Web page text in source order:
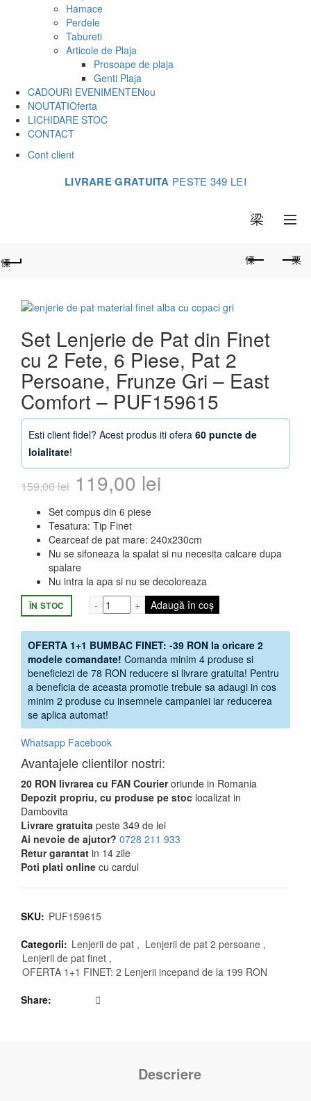
Hamace
Perdele
Tabureti
Articole de Plaja
Prosoape de plaja
Genti Plaja
CADOURI EVENIMENTENou
NOUTATIOferta
LICHIDARE STOC
CONTACT
Cont client
LIVRARE GRATUITA PESTE 349 LEI
Set Lenjerie de Pat din Finet
cu 2 Fete, 6 Piese, Pat 2
Persoane, Frunze Gri – East
Comfort – PUF159615
Esti client fidel? Acest produs iti ofera 60 puncte de
loialitate!
159,00lei Prețul
inițial
a
fost:
159,00 lei.
119,00 lei
este:
119,00 lei.
Set compus din 6 piese
Tesatura: Tip Finet
Cearceaf de pat mare: 240x230cm
Nu se sifoneaza la spalat si nu necesita calcare dupa
spalare
Nu intra la apa si nu se decoloreaza
ÎN STOC Cantitate Set Lenjerie de Pat din Finet
Adaugă în coș
OFERTA 1+1 BUMBAC FINET: -39 RON la oricare 2
modele comandate! Comanda minim 4 produse si
beneficiezi de 78 RON reducere si livrare gratuita! Pentru
a beneficia de aceasta promotie trebuie sa adaugi in cos
minim 2 produse cu insemnele campaniei iar reducerea
se aplica automat!
Whatsapp Facebook
Avantajele clientilor nostri:
20 RON livrarea cu FAN Courieroriunde in Romania
Depozit propriu, cu produse pe stoc localizat in
Dambovita
Livrare gratuita peste 349 de lei
Ai nevoie de ajutor? 0728 211 933
Retur garantat in 14 zile
Poti plati online cu cardul
SKU: PUF159615
Categorii: Lenjerii de pat , Lenjerii de pat 2 persoane ,
Lenjerii de pat finet ,
OFERTA 1+1 FINET: 2 Lenjerii incepand de la 199 RON
Share
Descriere